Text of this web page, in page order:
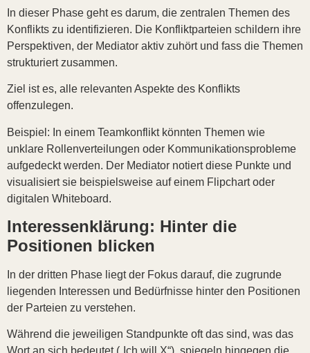
In dieser Phase geht es darum, die zentralen Themen des
Konflikts zu identifizieren. Die Konfliktparteien schildern ihre
Perspektiven, der Mediator aktiv zuhört und fass die Themen
strukturiert zusammen.
Ziel ist es, alle relevanten Aspekte des Konflikts
offenzulegen.
Beispiel: In einem Teamkonflikt könnten Themen wie
unklare Rollenverteilungen oder Kommunikationsprobleme
aufgedeckt werden. Der Mediator notiert diese Punkte und
visualisiert sie beispielsweise auf einem Flipchart oder
digitalen Whiteboard.
Interessenklärung: Hinter die
Positionen blicken
In der dritten Phase liegt der Fokus darauf, die zugrunde
liegenden Interessen und Bedürfnisse hinter den Positionen
der Parteien zu verstehen.
Während die jeweiligen Standpunkte oft das sind, was das